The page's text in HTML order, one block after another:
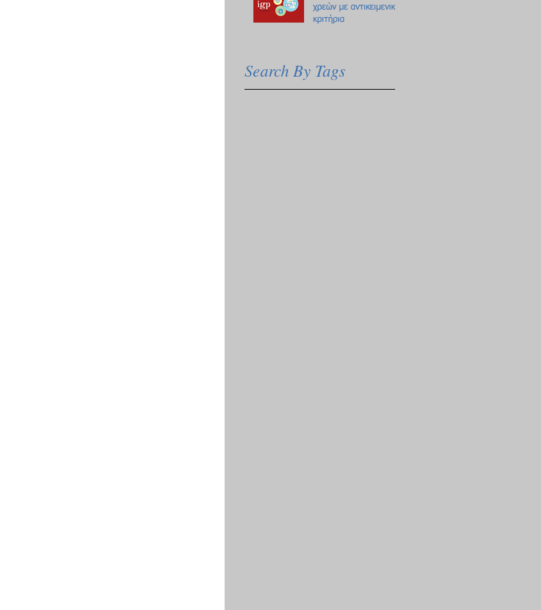
χρεών με αντικειμενικά
κριτήρια
Search By Tags